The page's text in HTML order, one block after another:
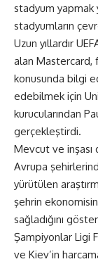
stadyum
stadyumların
Uzun yıllardır
alan Mastercard,
konusunda bilgi
edebilmek için
kurucularından
gerçekleştirdi.
Mevcut ve
Avrupa
yürütülen
şehrin
sağladığını
Şampiyonlar Ligi
ve Kiev’in